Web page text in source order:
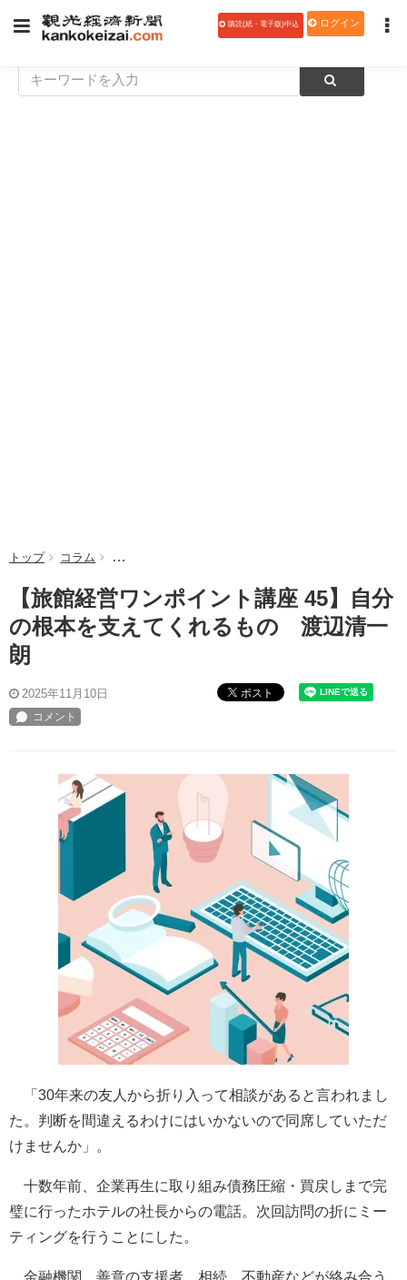
購読(紙・電子版)申込 ログイン
トップ コラム 【旅館経営ワンポイント講座 45】自分の根本を支え
【旅館経営ワンポイント講座 45】自分
の根本を支えてくれるもの 渡辺清一
朗
2025年11月10日 ポスト
「30年来の友人から折り入って相談があると言われまし
た。判断を間違えるわけにはいかないので同席していただ
けませんか」。
十数年前、企業再生に取り組み債務圧縮・買戻しまで完
璧に行ったホテルの社長からの電話。次回訪問の折にミー
ティングを行うことにした。